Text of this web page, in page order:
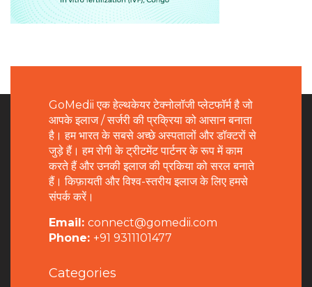
GoMedii एक हेल्थकेयर टेक्नोलॉजी प्लेटफॉर्म है जो
आपके इलाज / सर्जरी की प्रक्रिया को आसान बनाता
है। हम भारत के सबसे अच्छे अस्पतालों और डॉक्टरों से
जुड़े हैं। हम रोगी के ट्रीटमेंट पार्टनर के रूप में काम
करते हैं और उनकी इलाज की प्रकिया को सरल बनाते
हैं। किफ़ायती और विश्व-स्तरीय इलाज के लिए हमसे
संपर्क करें।
Email: connect@gomedii.com
Phone: +91 9311101477
Categories